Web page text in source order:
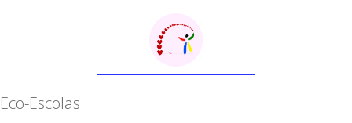
Eco-Escolas